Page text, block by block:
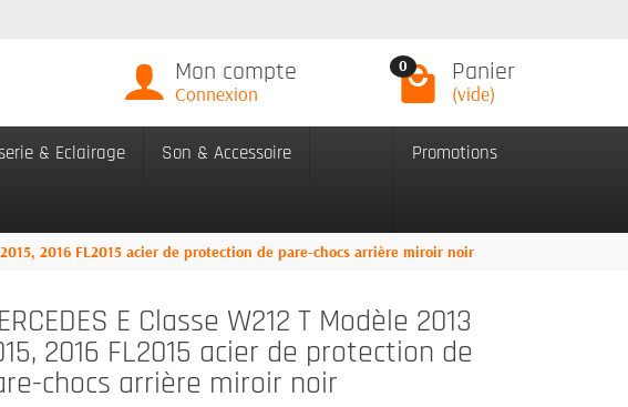
Mon compte
Connexion
0 Panier
(vide)
& Eclairage Son & Accessoire Promotions
2015, 2016 FL2015 acier de protection de pare-chocs arrière miroir noir
E Classe W212 T Modèle 2013
2016 FL2015 acier de protection de
chocs arrière miroir noir